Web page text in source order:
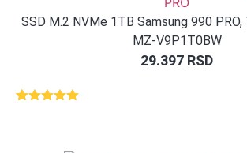
SSD M.2 NVMe 1TB Samsung 990
MZ-V9P1T0BW
29.397 RSD